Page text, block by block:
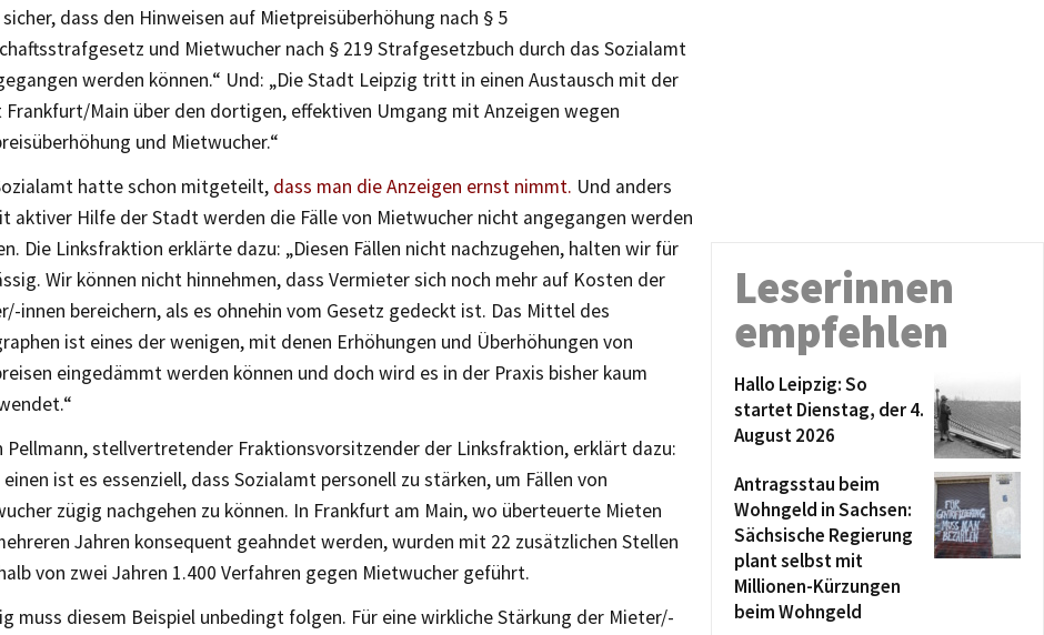
dass den Hinweisen auf Mietpreisüberhöhung nach § 5
und Mietwucher nach § 219 Strafgesetzbuch durch das Sozialamt
werden können.“ Und: „Die Stadt Leipzig tritt in einen Austausch mit der
Main über den dortigen, effektiven Umgang mit Anzeigen wegen
und Mietwucher.“
hatte schon mitgeteilt, dass man die Anzeigen ernst nimmt. Und anders
aktiver Hilfe der Stadt werden die Fälle von Mietwucher nicht angegangen werden
Die Linksfraktion erklärte dazu: „Diesen Fällen nicht nachzugehen, halten wir für
Wir können nicht hinnehmen, dass Vermieter sich noch mehr auf Kosten der
innen bereichern, als es ohnehin vom Gesetz gedeckt ist. Das Mittel des
ist eines der wenigen, mit denen Erhöhungen und Überhöhungen von
eingedämmt werden können und doch wird es in der Praxis bisher kaum
Pellmann, stellvertretender Fraktionsvorsitzender der Linksfraktion, erklärt dazu:
einen ist es essenziell, dass Sozialamt personell zu stärken, um Fällen von
zügig nachgehen zu können. In Frankfurt am Main, wo überteuerte Mieten
Jahren konsequent geahndet werden, wurden mit 22 zusätzlichen Stellen
von zwei Jahren 1.400 Verfahren gegen Mietwucher geführt.
muss diesem Beispiel unbedingt folgen. Für eine wirkliche Stärkung der Mieter/-
Leserinnen
empfehlen
Hallo Leipzig: So
startet Dienstag, der 4.
August 2026
Antragsstau beim
Wohngeld in Sachsen:
Sächsische Regierung
plant selbst mit
Millionen-Kürzungen
beim Wohngeld